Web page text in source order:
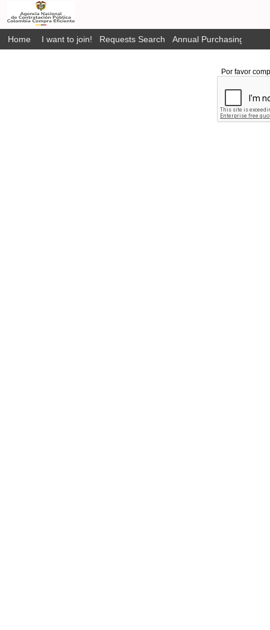
Home I want to join! Requests Search Annual Purchasing Plan
Por favor